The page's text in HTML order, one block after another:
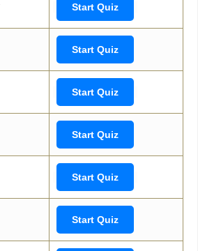
Start Quiz
Start Quiz
Start Quiz
Start Quiz
Start Quiz
Start Quiz